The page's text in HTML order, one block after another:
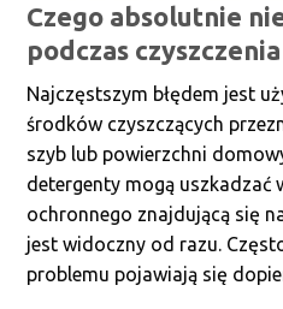
Czego absolutnie
podczas
Najczęstszym błędem jest
środków czyszczących
szyb lub powierzchni
detergenty mogą uszkadzać
ochronnego znajdującą się
jest widoczny od razu.
problemu pojawiają się